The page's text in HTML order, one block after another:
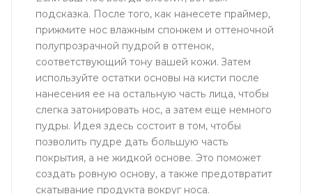
подсказка. После того, как нанесете праймер,
прижмите нос влажным спонжем и оттеночной
полупрозрачной пудрой в оттенок,
соответствующий тону вашей кожи. Затем
используйте остатки основы на кисти после
нанесения ее на остальную часть лица, чтобы
слегка затонировать нос, а затем еще немного
пудры. Идея здесь состоит в том, чтобы
позволить пудре дать большую часть
покрытия, а не жидкой основе. Это поможет
создать ровную основу, а также предотвратит
скатывание продукта вокруг носа.